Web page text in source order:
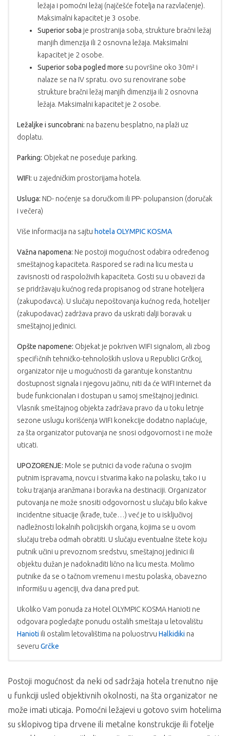
ležaja i pomoćni ležaj (najčešće fotelja na razvlačenje).
Maksimalni kapacitet je 3 osobe.
Superior soba je prostranija soba, strukture bračni ležaj
manjih dimenzija ili 2 osnovna ležaja. Maksimalni
kapacitet je 2 osobe.
Superior soba pogled more su površine oko 30m² i
nalaze se na IV spratu. ovo su renovirane sobe
strukture bračni ležaj manjih dimenzija ili 2 osnovna
ležaja. Maksimalni kapacitet je 2 osobe.
Ležaljke i suncobrani: na bazenu besplatno, na plaži uz
doplatu.
Parking: Objekat ne poseduje parking.
WIFI: u zajedničkim prostorijama hotela.
Usluga: ND- noćenje sa doručkom ili PP- polupansion (doručak
i večera)
Više informacija na sajtu hotela OLYMPIC KOSMA
Važna napomena: Ne postoji mogućnost odabira određenog
smeštajnog kapaciteta. Raspored se radi na licu mesta u
zavisnosti od raspoloživih kapaciteta. Gosti su u obavezi da
se pridržavaju kućnog reda propisanog od strane hotelijera
(zakupodavca). U slučaju nepoštovanja kućnog reda, hotelijer
(zakupodavac) zadržava pravo da uskrati dalji boravak u
smeštajnoj jedinici.
Opšte napomene: Objekat je pokriven WIFI signalom, ali zbog
specifičnih tehničko-tehnoloških uslova u Republici Grčkoj,
organizator nije u mogućnosti da garantuje konstantnu
dostupnost signala i njegovu jačinu, niti da će WIFI internet da
bude funkcionalan i dostupan u samoj smeštajnoj jedinici.
Vlasnik smeštajnog objekta zadržava pravo da u toku letnje
sezone uslugu korišćenja WIFI konekcije dodatno naplaćuje,
za šta organizator putovanja ne snosi odgovornost i ne može
uticati.
UPOZORENJE: Mole se putnici da vode računa o svojim
putnim ispravama, novcu i stvarima kako na polasku, tako i u
toku trajanja aranžmana i boravka na destinaciji. Organizator
putovanja ne može snositi odgovornost u slučaju bilo kakve
incidentne situacije (krađe, tuče…) već je to u isključivoj
nadležnosti lokalnih policijskih organa, kojima se u ovom
slučaju treba odmah obratiti. U slučaju eventualne štete koju
putnik učini u prevoznom sredstvu, smeštajnoj jedinici ili
objektu dužan je nadoknaditi lično na licu mesta. Molimo
putnike da se o tačnom vremenu i mestu polaska, obavezno
informišu u agenciji, dva dana pred put.
Ukoliko Vam ponuda za Hotel OLYMPIC KOSMA Hanioti ne
odgovara pogledajte ponudu ostalih smeštaja u letovalištu
Hanioti ili ostalim letovalištima na poluostrvu Halkidiki na
severu Grčke
Plaćanje se vrši u dinarskoj protivvrednosti po
srednjem kursu NBS na dan uplate;
Cena je garantovana samo za uplatu kompletnog
iznosa, u suprotnom garantovan je samo iznos
akontacije, a ostatak je podložan promeni.
1.dan Putovanje. Beograd – sastanak grupe u 18.15 h (radi
preuzimanja obezbeđene peronske karte) na glavnoj
beogradskoj autobuskoj stanici BAS, sa predviđenih perona
od 34 do 41 (ukoliko davalac usluga BAS, drugačije ne odredi).
Ulaz na predviđene perone je iz Karađorđeve ulice ( preko
Postoji mogućnost da neki od sadržaja hotela trenutno nije
u funkciji usled objektivnih okolnosti, na šta organizator ne
može imati uticaja. Pomoćni ležajevi u gotovo svim hotelima
su sklopivog tipa drvene ili metalne konstrukcije ili fotelje